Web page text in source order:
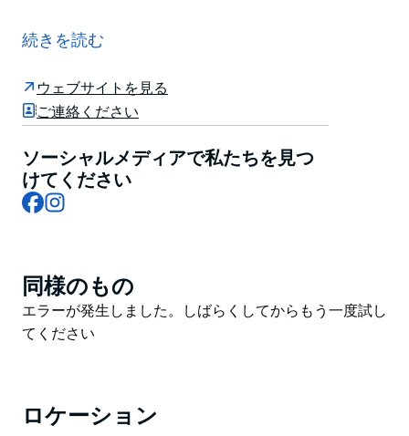
チェーンで、バルセロナ、キプロス、ニューヨーク、プ
エルトリコ、テルアビブに支店があり、シドニーにも 3
Anita Gelato は 150 種類のフレーバーとフローズン ヨ
スやトッピングも豊富に取り揃えています。
アニタはジェラート愛好家の楽園であり、卓越した顧客
サービスとともに、夜遅くまで食事を楽しめる素晴らし
続きを読む
ウェブサイトを見る
ご連絡ください
ソーシャルメディアで私たちを見つ
けてください
Facebook
Product
List
同様のもの
Product
List
エラーが発生しました。しばらくしてからもう一度試し
てください
ロケーション